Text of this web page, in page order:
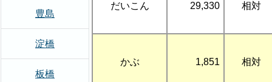
だいこん 29,330 相対
かぶ 1,851 相対
豊島
淀橋
板橋